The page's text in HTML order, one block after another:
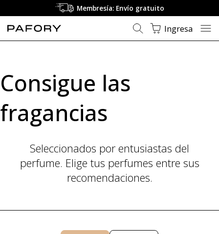
Membresía: Envío gratuito
Ingresa
Consigue las
fragancias
Seleccionados por entusiastas del
perfume. Elige tus perfumes entre sus
recomendaciones.